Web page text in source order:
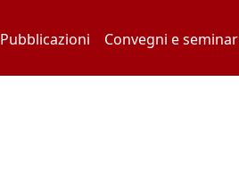
Pubblicazioni Convegni e